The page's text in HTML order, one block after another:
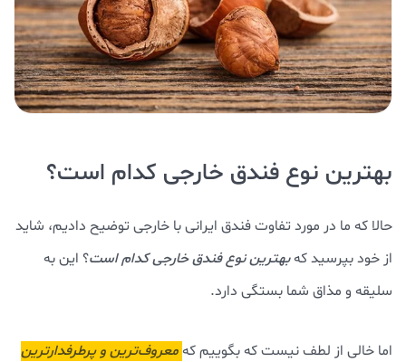
بهترین نوع فندق خارجی کدام است؟
حالا که ما در مورد تفاوت فندق ایرانی با خارجی توضیح دادیم، شاید
از خود بپرسید کهبهترین نوع فندق خارجی کدام است؟ این به
سلیقه و مذاق شما بستگی دارد.
اما خالی از لطف نیست که بگوییم کهمعروف‌ترین و پرطرفدارترین